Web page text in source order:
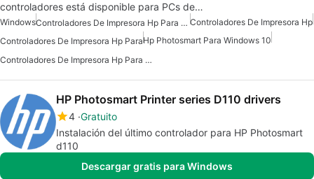
controladores está disponible para PCs de…
Windows Controladores De Impresora Hp Para Windows 10 Controladores De Impresora Hp
Controladores De Impresora Hp ParaHp Photosmart Para Windows 10
Controladores De Impresora Hp Para Windows
HP Photosmart Printer series D110 drivers
4 Gratuito
Instalación del último controlador para HP Photosmart
d110
Descargar gratis para Windows